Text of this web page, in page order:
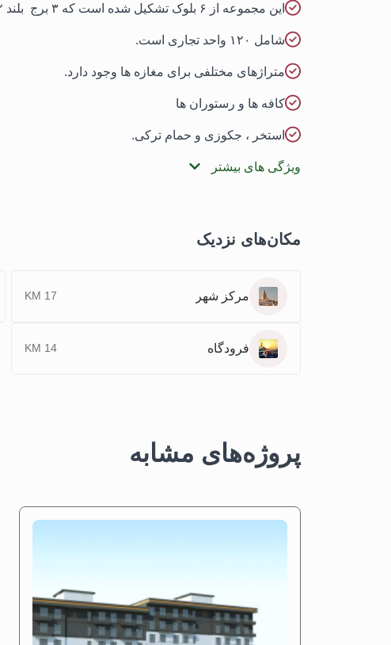
این مجموعه از ۶ بلوک تشکیل شده است که ۳ برج بلند ۳۲ طبقه با مساحت ۱۶،۴۲۳ متر مربع است.
شامل ۱۲۰ واحد تجاری است.
متراژهای مختلفی برای مغازه ها وجود دارد.
کافه ها و رستوران ها
استخر ، جکوزی و حمام ترکی.
ویژگی های بیشتر
مکان‌های نزدیک
مرکز شهر 17 KM
فرودگاه 14 KM
پروژه‌های مشابه